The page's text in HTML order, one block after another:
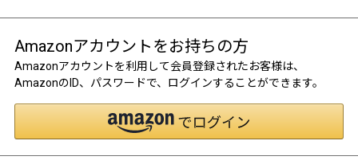
Amazonアカウントをお持ちの方
Amazonアカウントを利用して会員登録されたお客様は、
AmazonのID、パスワードで、ログインすることができます。